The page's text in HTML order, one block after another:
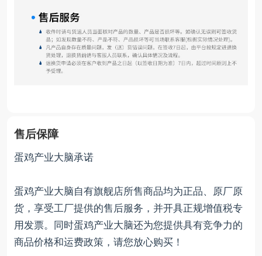
售后保障
蛋鸡产业大脑承诺
蛋鸡产业大脑自有旗舰店所售商品均为正品、原厂原
货，享受工厂提供的售后服务，并开具正规增值税专
用发票。同时蛋鸡产业大脑还为您提供具有竞争力的
商品价格和运费政策，请您放心购买！